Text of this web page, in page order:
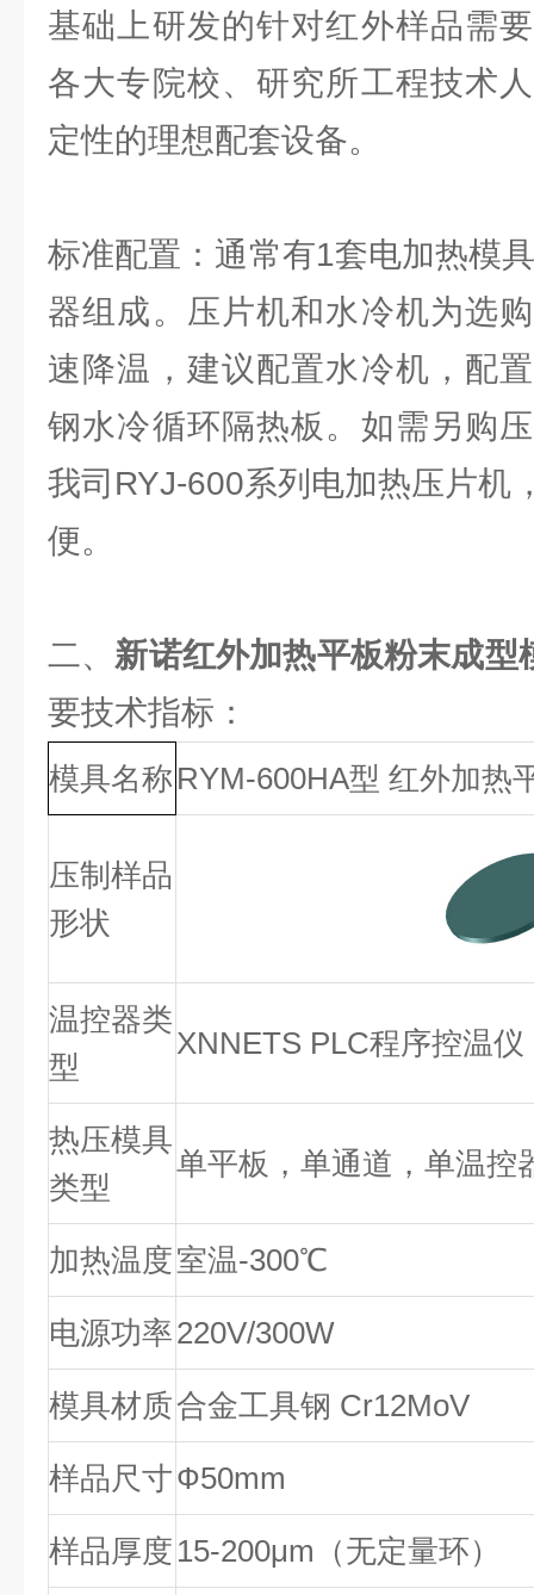
基础上研发的针对红外样品需
各大专院校、研究所工程技术
定性的理想配套设备。
标准配置：通常有1套电加热模
器组成。压片机和水冷机为选
速降温，建议配置水冷机，配
钢水冷循环隔热板。如需另购
我司RYJ-600系列电加热压片机
便。
二、 新诺红外加热平板粉末成
要技术指标：
模具名称 RYM-600HA型 红外加热
压制样品
形状
温控器类
型
XNNETS PLC程序控温
热压模具
类型
单平板，单通道，单温控
加热温度室温-300℃
电源功率220V/300W
模具材质合金工具钢 Cr12MoV
样品尺寸Ф50mm
样品厚度 15-200μm（无定量环）